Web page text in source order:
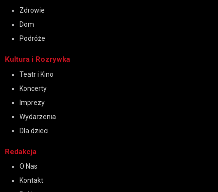
Zdrowie
Dom
Podróże
Kultura i Rozrywka
Teatr i Kino
Koncerty
Imprezy
Wydarzenia
Dla dzieci
Redakcja
O Nas
Kontakt